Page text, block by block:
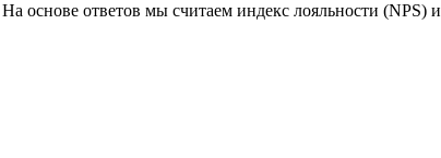
основе ответов мы считаем индекс лояльности (NPS) и